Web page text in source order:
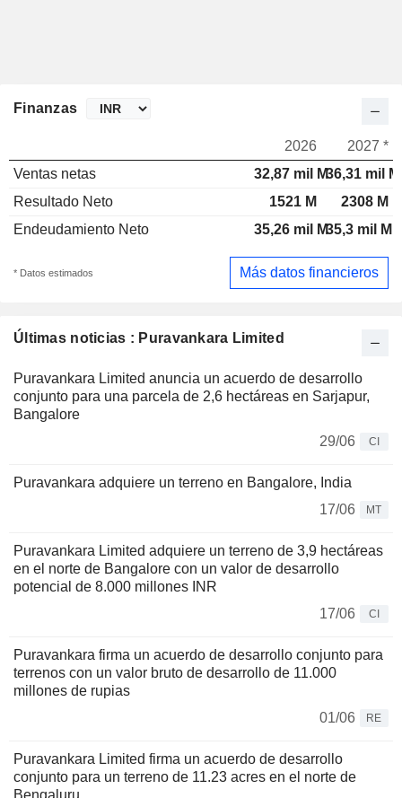
Últimas noticias : Puravankara Limited
Puravankara Limited anuncia un acuerdo de desarrollo
conjunto para una parcela de 2,6 hectáreas en Sarjapur,
Bangalore
29/06
CI
Puravankara adquiere un terreno en Bangalore, India
17/06
MT
Puravankara Limited adquiere un terreno de 3,9 hectáreas
en el norte de Bangalore con un valor de desarrollo
potencial de 8.000 millones INR
17/06
CI
Puravankara firma un acuerdo de desarrollo conjunto para
terrenos con un valor bruto de desarrollo de 11.000
millones de rupias
01/06
RE
Puravankara Limited firma un acuerdo de desarrollo
conjunto para un terreno de 11.23 acres en el norte de
Bengaluru
Finanzas
2026
2027 *
Ventas netas
32,87 mil M36,31 mil M
Resultado Neto
1521 M
2308 M
Endeudamiento Neto
35,26 mil M35,3 mil M
* Datos estimados Más datos financieros